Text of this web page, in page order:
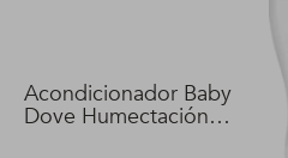
Acondicionador Baby
Dove Humectación